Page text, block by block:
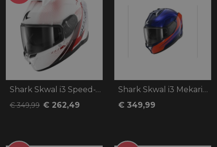
Shark Skwal i3 Speed-Tech
€ 349,99 € 262,49
Shark Skwal i3 Mekarium
€ 349,99